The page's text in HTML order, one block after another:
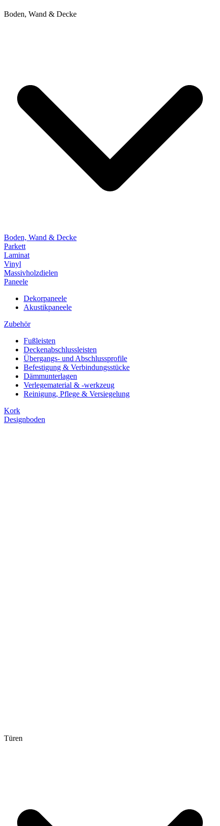
Boden, Wand & Decke
Boden, Wand & Decke
Parkett
Laminat
Vinyl
Massivholzdielen
Paneele
Dekorpaneele
Akustikpaneele
Zubehör
Fußleisten
Deckenabschlussleisten
Übergangs- und Abschlussprofile
Befestigung & Verbindungsstücke
Dämmunterlagen
Verlegematerial & -werkzeug
Reinigung, Pflege & Versiegelung
Kork
Designboden
Türen